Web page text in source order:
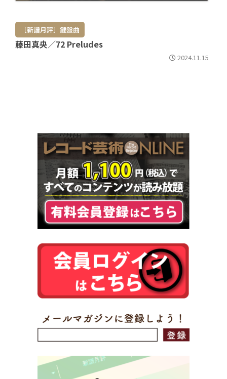
［新譜月評］鍵盤曲
藤田真央／72 Preludes
2024.11.15